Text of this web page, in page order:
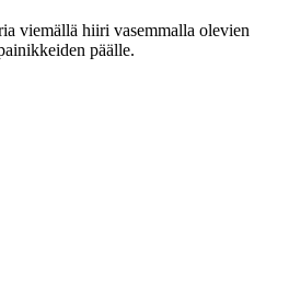
viemällä hiiri vasemmalla olevien
päälle.